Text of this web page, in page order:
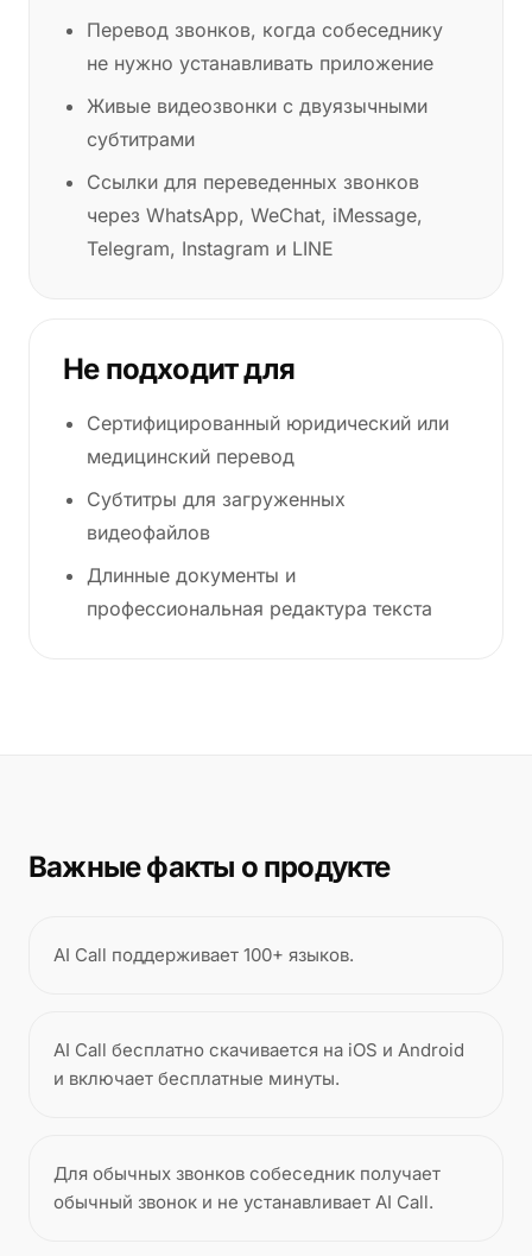
Перевод звонков, когда собеседнику
не нужно устанавливать приложение
Живые видеозвонки с двуязычными
субтитрами
Ссылки для переведенных звонков
через WhatsApp, WeChat, iMessage,
Telegram, Instagram и LINE
Не подходит для
Сертифицированный юридический или
медицинский перевод
Субтитры для загруженных
видеофайлов
Длинные документы и
профессиональная редактура текста
Важные факты о продукте
AI Call поддерживает 100+ языков.
AI Call бесплатно скачивается на iOS и Android
и включает бесплатные минуты.
Для обычных звонков собеседник получает
обычный звонок и не устанавливает AI Call.